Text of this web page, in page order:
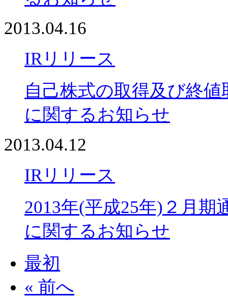
2013.04.16
IRリリース
自己株式の取得及び終値
に関するお知らせ
2013.04.12
IRリリース
2013年(平成25年)２月期
に関するお知らせ
最初
« 前へ